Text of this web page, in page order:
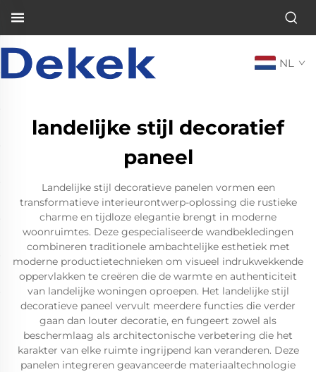
NL
landelijke stijl decoratief
paneel
Landelijke stijl decoratieve panelen vormen een
transformatieve interieurontwerp-oplossing die rustieke
charme en tijdloze elegantie brengt in moderne
woonruimtes. Deze gespecialiseerde wandbekledingen
combineren traditionele ambachtelijke esthetiek met
moderne productietechnieken om visueel indrukwekkende
oppervlakken te creëren die de warmte en authenticiteit
van landelijke woningen oproepen. Het landelijke stijl
decoratieve paneel vervult meerdere functies die verder
gaan dan louter decoratie, en fungeert zowel als
beschermlaag als architectonische verbetering die het
karakter van elke ruimte ingrijpend kan veranderen. Deze
panelen integreren geavanceerde materiaaltechnologie